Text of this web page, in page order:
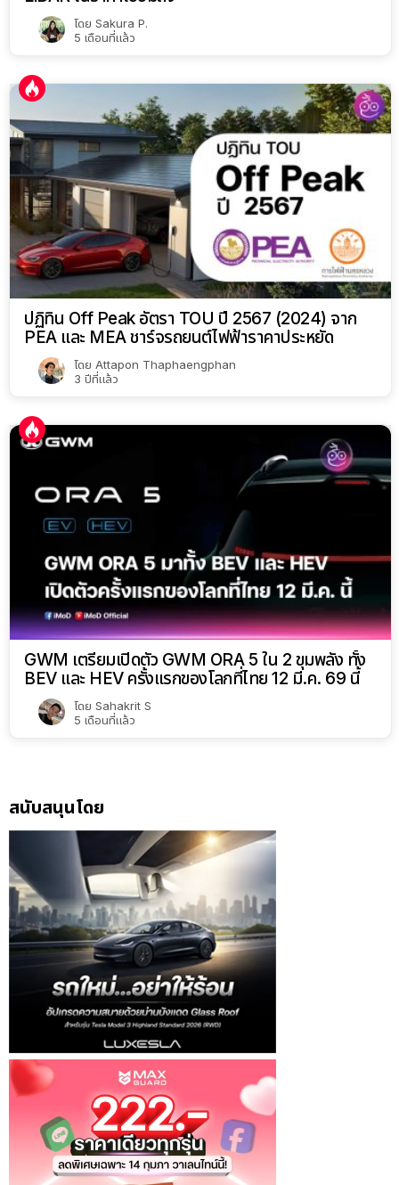
โดย Sakura P.
5 เดือนที่แล้ว
ปฏิทิน Off Peak อัตรา TOU ปี 2567 (2024) จาก
PEA และ MEA ชาร์จรถยนต์ไฟฟ้าราคาประหยัด
โดย Attapon Thaphaengphan
3 ปีที่แล้ว
GWM เตรียมเปิดตัว GWM ORA 5 ใน 2 ขุมพลัง ทั้ง
BEV และ HEV ครั้งแรกของโลกที่ไทย 12 มี.ค. 69 นี้
โดย Sahakrit S
5 เดือนที่แล้ว
สนับสนุนโดย